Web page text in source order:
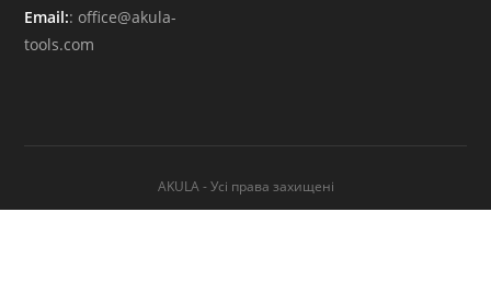
Email::office@akula-
tools.com
AKULA - Усі права захищені